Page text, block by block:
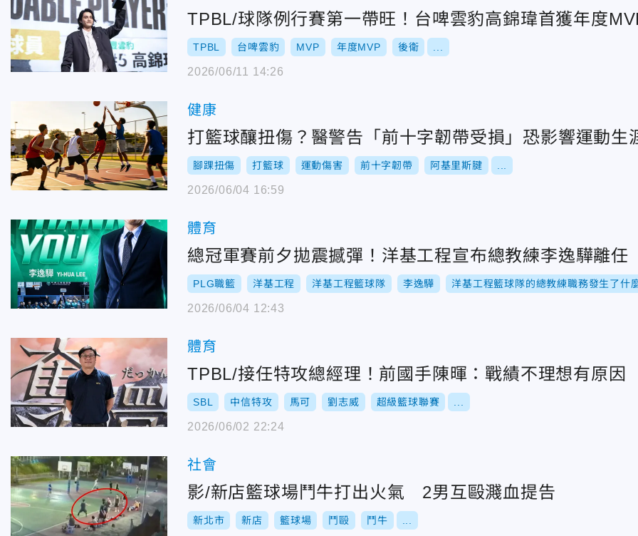
TPBL/球隊例行賽第一帶旺！台啤雲豹高錦瑋首獲年度
TPBL 台啤雲豹 MVP 年度MVP 後衛
2026/06/11 14:26
健康
打籃球釀扭傷？醫警告「前十字韌帶受損」恐影響運動生
腳踝扭傷 打籃球 運動傷害 前十字韌帶 阿基里斯腱
2026/06/04 16:59
體育
總冠軍賽前夕拋震撼彈！洋基工程宣布總教練李逸驊離任
PLG職籃 洋基工程 洋基工程籃球隊 李逸驊 洋基工程籃球隊的總教練職務發生了什
2026/06/04 12:43
體育
TPBL/接任特攻總經理！前國手陳暉：戰績不理想有原因
SBL 中信特攻 馬可 劉志威 超級籃球聯賽
2026/06/02 22:24
社會
影/新店籃球場鬥牛打出火氣 2男互毆濺血提告
新北市 新店 籃球場 鬥毆 鬥牛